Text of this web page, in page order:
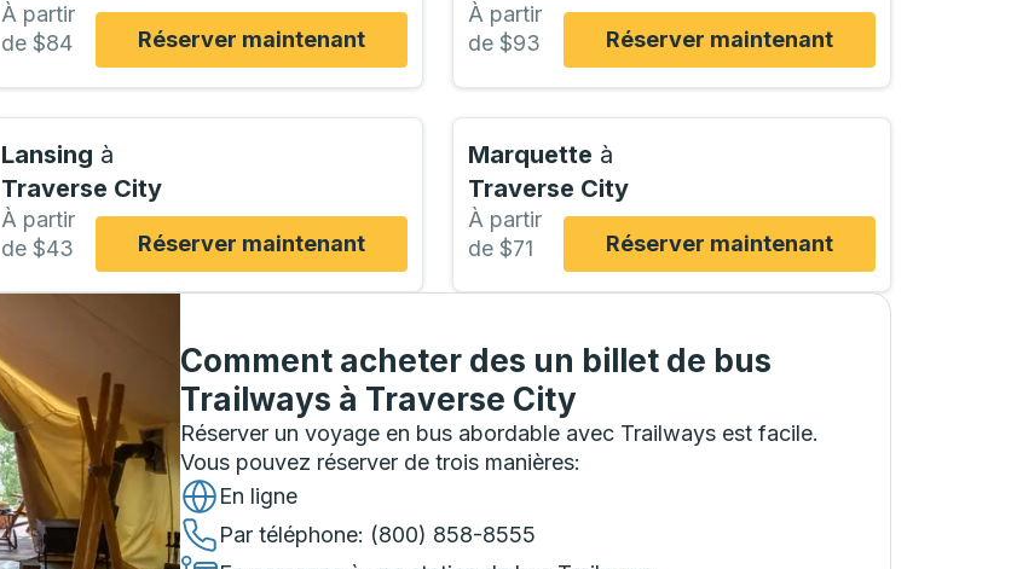
À partir
de $84
Réserver maintenant
À partir
de $93
Réserver maintenant
Lansing à
Traverse City
À partir
de $43
Réserver maintenant
Marquette à
Traverse City
À partir
de $71
Réserver maintenant
Comment acheter des un billet de bus
Trailways à Traverse City
Réserver un voyage en bus abordable avec Trailways est facile.
Vous pouvez réserver de trois manières:
En ligne
Par téléphone: (800) 858-8555